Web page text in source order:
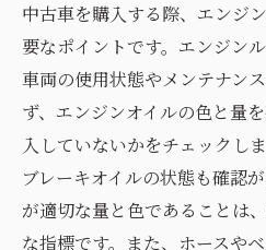
中古車を購入する際、エンジ
要なポイントです。エンジン
車両の使用状態やメンテナン
ず、エンジンオイルの色と量
入していないかをチェックし
ブレーキオイルの状態も確認
が適切な量と色であることは
な指標です。また、ホースや